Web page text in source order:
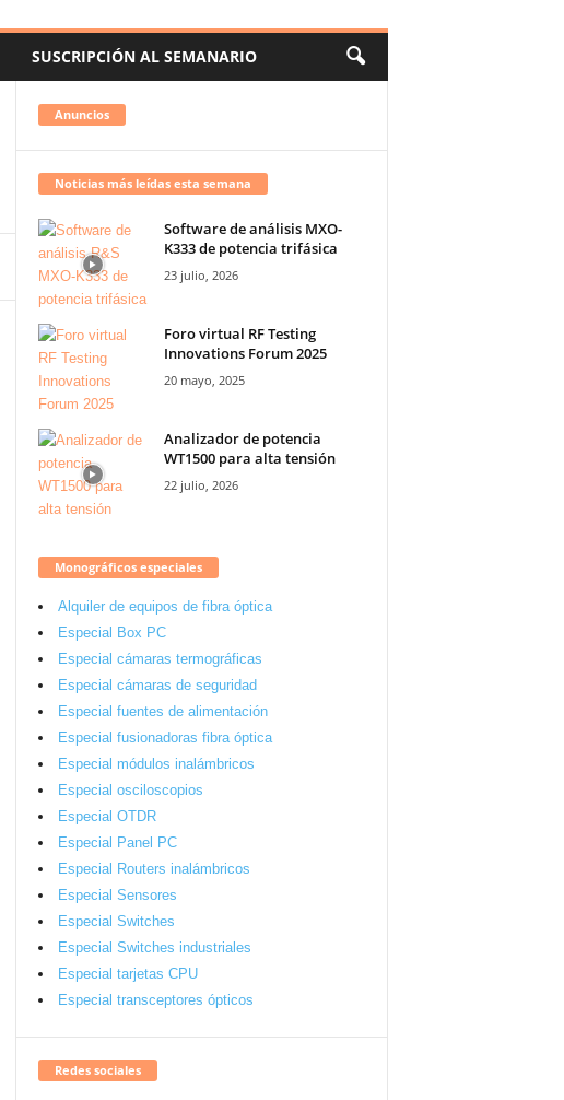
SUSCRIPCIÓN AL SEMANARIO
Anuncios
Noticias más leídas esta semana
Software de análisis MXO-
K333 de potencia trifásica
23 julio, 2026
Foro virtual RF Testing
Innovations Forum 2025
20 mayo, 2025
Analizador de potencia
WT1500 para alta tensión
22 julio, 2026
Monográficos especiales
Alquiler de equipos de fibra óptica
Especial Box PC
Especial cámaras termográficas
Especial cámaras de seguridad
Especial fuentes de alimentación
Especial fusionadoras fibra óptica
Especial módulos inalámbricos
Especial osciloscopios
Especial OTDR
Especial Panel PC
Especial Routers inalámbricos
Especial Sensores
Especial Switches
Especial Switches industriales
Especial tarjetas CPU
Especial transceptores ópticos
Redes sociales